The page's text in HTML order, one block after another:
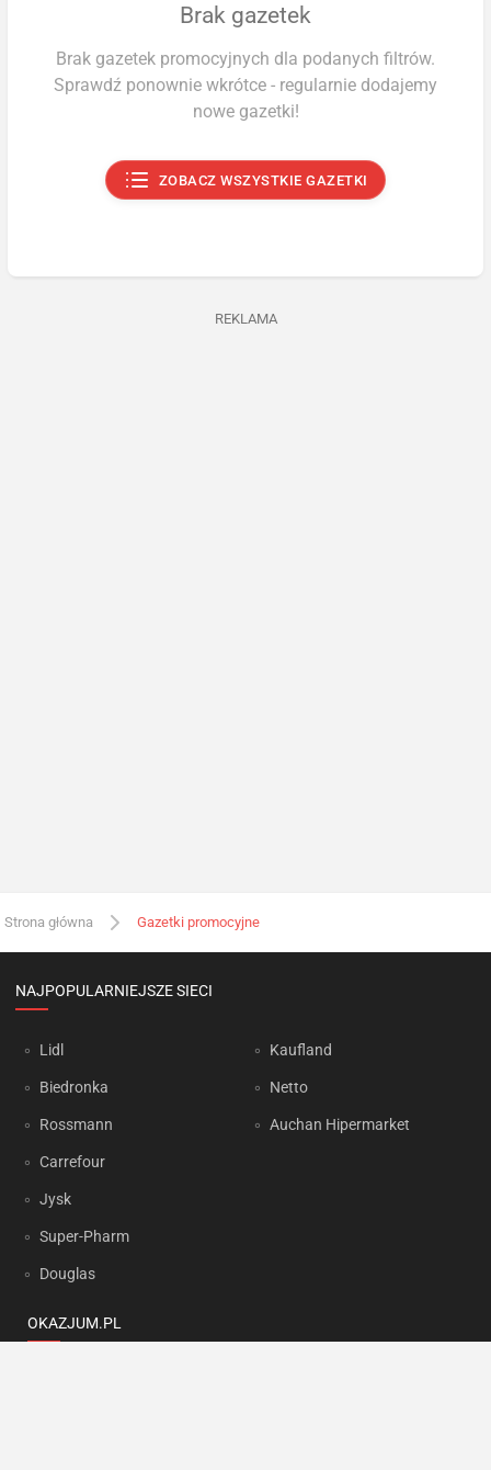
Brak gazetek
Brak gazetek promocyjnych dla podanych filtrów.
Sprawdź ponownie wkrótce - regularnie dodajemy
nowe gazetki!
ZOBACZ WSZYSTKIE GAZETKI
REKLAMA
Strona główna Gazetki promocyjne
NAJPOPULARNIEJSZE SIECI
Lidl
Biedronka
Rossmann
Carrefour
Jysk
Super-Pharm
Douglas
Kaufland
Netto
Auchan Hipermarket
OKAZJUM.PL